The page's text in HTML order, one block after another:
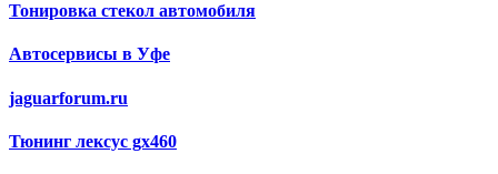
Тонировка стекол автомобиля
Автосервисы в Уфе
jaguarforum.ru
Тюнинг лексус gx460